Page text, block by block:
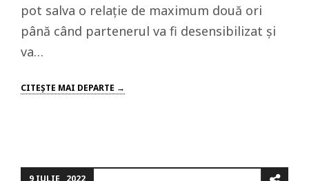
pot salva o relație de maximum două ori
până când partenerul va fi desensibilizat și
va…
CITEŞTE MAI DEPARTE →
9 IULIE , 2022